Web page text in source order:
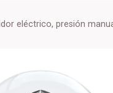
eléctrico, presión